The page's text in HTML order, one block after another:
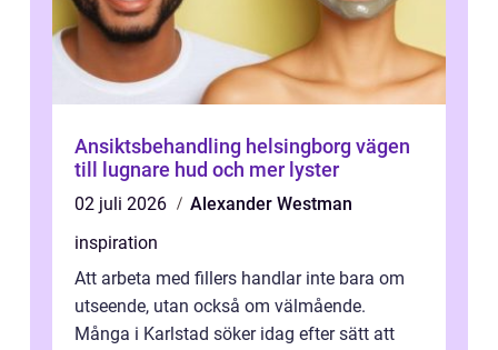
Ansiktsbehandling helsingborg vägen
till lugnare hud och mer lyster
02 juli 2026
Alexander Westman
inspiration
Att arbeta med fillers handlar inte bara om
utseende, utan också om välmående.
Många i Karlstad söker idag efter sätt att